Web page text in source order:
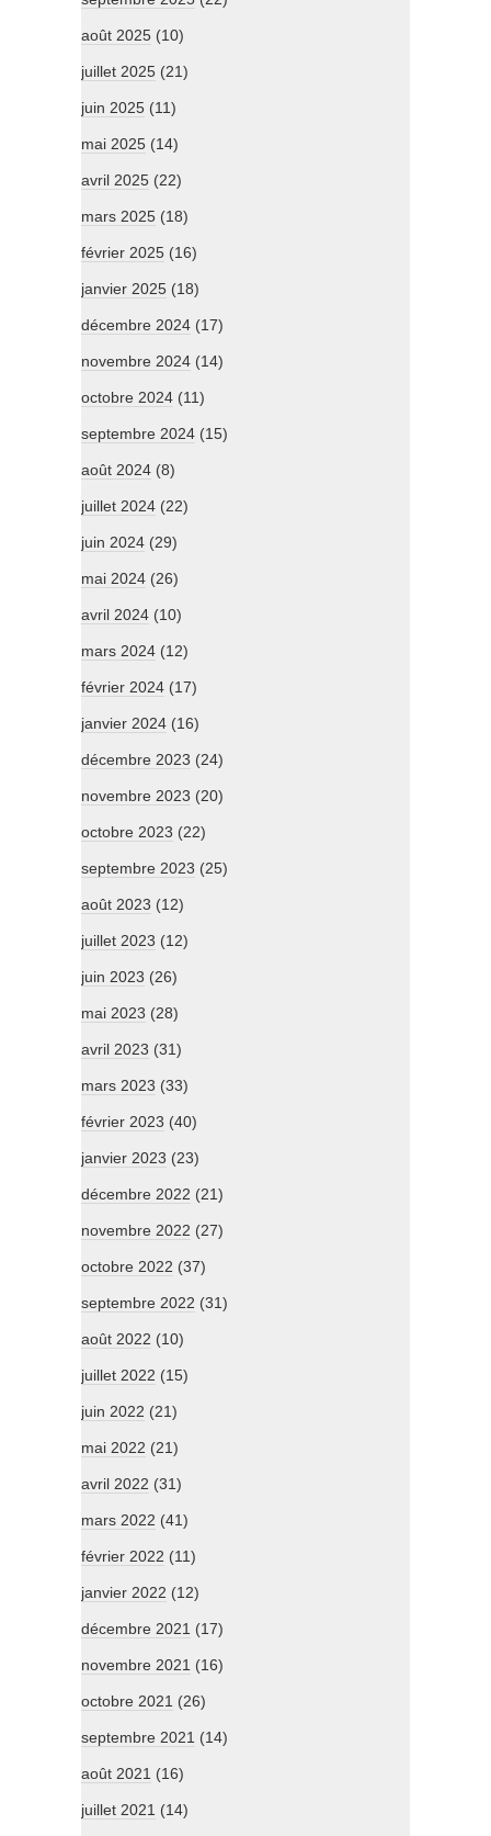
août 2025 (10)
juillet 2025 (21)
juin 2025 (11)
mai 2025 (14)
avril 2025 (22)
mars 2025 (18)
février 2025 (16)
janvier 2025 (18)
décembre 2024 (17)
novembre 2024 (14)
octobre 2024 (11)
septembre 2024 (15)
août 2024 (8)
juillet 2024 (22)
juin 2024 (29)
mai 2024 (26)
avril 2024 (10)
mars 2024 (12)
février 2024 (17)
janvier 2024 (16)
décembre 2023 (24)
novembre 2023 (20)
octobre 2023 (22)
septembre 2023 (25)
août 2023 (12)
juillet 2023 (12)
juin 2023 (26)
mai 2023 (28)
avril 2023 (31)
mars 2023 (33)
février 2023 (40)
janvier 2023 (23)
décembre 2022 (21)
novembre 2022 (27)
octobre 2022 (37)
septembre 2022 (31)
août 2022 (10)
juillet 2022 (15)
juin 2022 (21)
mai 2022 (21)
avril 2022 (31)
mars 2022 (41)
février 2022 (11)
janvier 2022 (12)
décembre 2021 (17)
novembre 2021 (16)
octobre 2021 (26)
septembre 2021 (14)
août 2021 (16)
juillet 2021 (14)